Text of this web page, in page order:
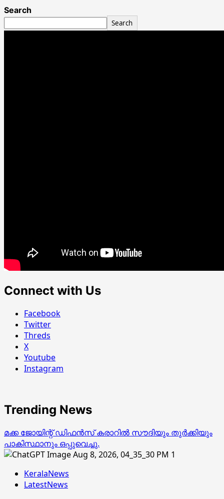
Search
Search
Connect with Us
Facebook
Twitter
Threds
X
Youtube
Instagram
Trending News
മക്ക ജോയിന്റ് ഡിഫന്‍സ് കരാറില്‍ സൗദിയും തുര്‍ക്കിയും
പാകിസ്ഥാനും ഒപ്പുവെച്ചു.
1
KeralaNews
LatestNews